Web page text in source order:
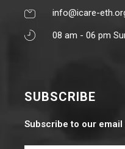
info@icare-
08 am - 06 pm
SUBSCRIBE
Subscribe to our